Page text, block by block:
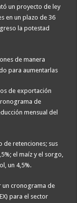
un proyecto de ley
en un plazo de 36
la potestad
de exportación
de
mensual del
de retenciones; sus
el maíz y el sorgo,
un 4,5%.
un cronograma de
para el sector